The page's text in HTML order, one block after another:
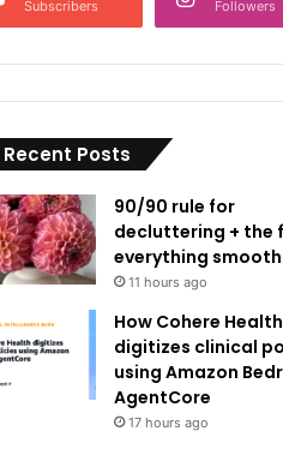
Subscribers Followers
Recent Posts
90/90 rule for
decluttering + the
everything
11 hours ago
How Cohere Health
digitizes clinical
using Amazon
AgentCore
17 hours ago